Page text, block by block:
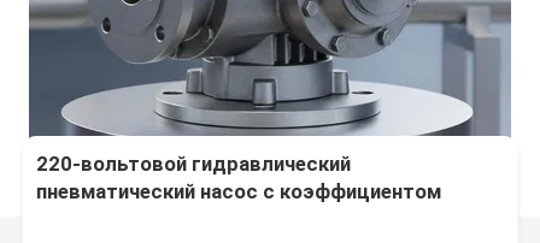
220-вольтовой гидравлический
пневматический насос с коэффициентом